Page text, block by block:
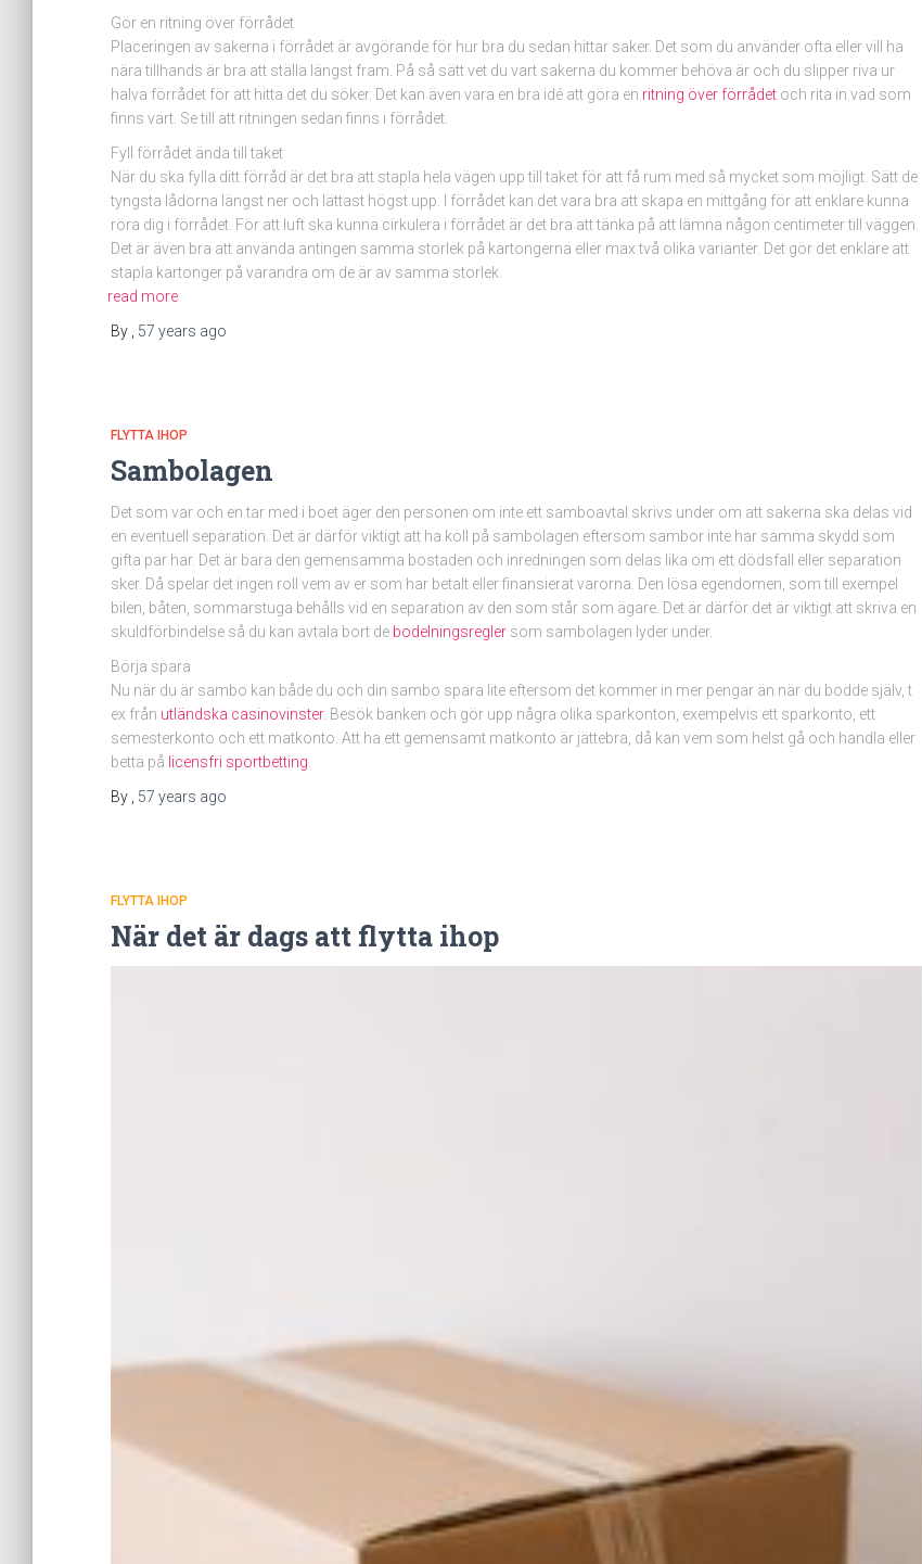
Gör en ritning över förrådet
Placeringen av sakerna i förrådet är avgörande för hur bra du sedan hittar saker. Det som du använder ofta eller vill ha
nära tillhands är bra att ställa längst fram. På så sätt vet du vart sakerna du kommer behöva är och du slipper riva ur
halva förrådet för att hitta det du söker. Det kan även vara en bra idé att göra en ritning över förrådet och rita in vad som
finns vart. Se till att ritningen sedan finns i förrådet.
Fyll förrådet ända till taket
När du ska fylla ditt förråd är det bra att stapla hela vägen upp till taket för att få rum med så mycket som möjligt. Sätt de
tyngsta lådorna längst ner och lättast högst upp. I förrådet kan det vara bra att skapa en mittgång för att enklare kunna
röra dig i förrådet. För att luft ska kunna cirkulera i förrådet är det bra att tänka på att lämna någon centimeter till väggen.
Det är även bra att använda antingen samma storlek på kartongerna eller max två olika varianter. Det gör det enklare att
stapla kartonger på varandra om de är av samma storlek.
read more
By
57 years ago
FLYTTA IHOP
Sambolagen
Det som var och en tar med i boet äger den personen om inte ett samboavtal skrivs under om att sakerna ska delas vid
en eventuell separation. Det är därför viktigt att ha koll på sambolagen eftersom sambor inte har samma skydd som
gifta par har. Det är bara den gemensamma bostaden och inredningen som delas lika om ett dödsfall eller separation
sker. Då spelar det ingen roll vem av er som har betalt eller finansierat varorna. Den lösa egendomen, som till exempel
bilen, båten, sommarstuga behålls vid en separation av den som står som ägare. Det är därför det är viktigt att skriva en
skuldförbindelse så du kan avtala bort de bodelningsregler som sambolagen lyder under.
Börja spara
Nu när du är sambo kan både du och din sambo spara lite eftersom det kommer in mer pengar än när du bodde själv, t
ex från utländska casinovinster. Besök banken och gör upp några olika sparkonton, exempelvis ett sparkonto, ett
semesterkonto och ett matkonto. Att ha ett gemensamt matkonto är jättebra, då kan vem som helst gå och handla eller
betta på licensfri sportbetting
By
57 years ago
FLYTTA IHOP
När det är dags att flytta ihop